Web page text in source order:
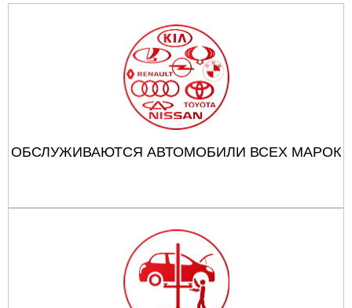
ОБСЛУЖИВАЮТСЯ АВТОМОБИЛИ ВСЕХ МАРОК